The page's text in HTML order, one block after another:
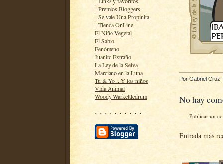
- Premios Bloggers
- Se vale Una Propinita
- Tienda OnLine
El Niño Vegetal
El Sabio
Fenómeno
Juanito Extraño
La Ley de la Selva
Marciano en la Luna
Tu & Yo ...Y los niños
Vida Animal
Woody Warkettledrum
· · · · · · · · · ·
Por Gabriel Cruz
No hay
Publicar un
Entrada más